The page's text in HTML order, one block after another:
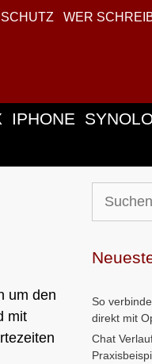
WER
IPHONE
um den
mit
nach:
So
direkt mit
Chat